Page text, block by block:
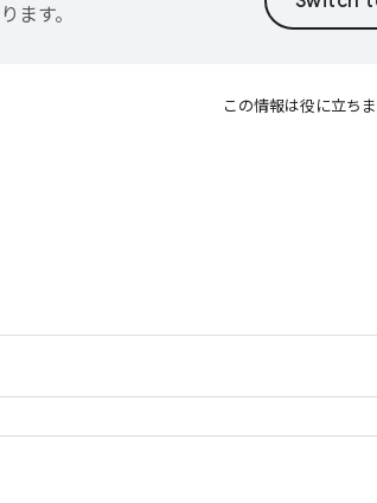
ます。
この情報は役に立ち